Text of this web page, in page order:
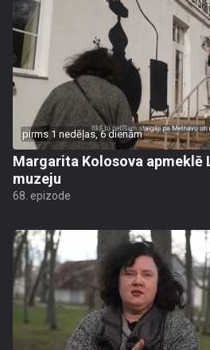
pirms 1 nedēļas, 6 dienām
Margarita Kolosova apmeklē
muzeju
68. epizode